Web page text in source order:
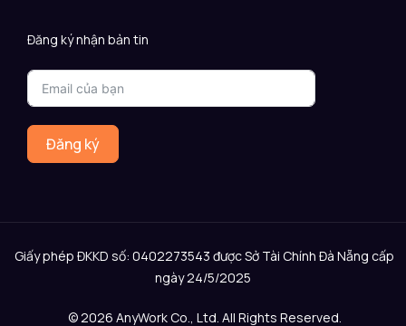
Đăng ký nhận bản tin
Đăng ký
Giấy phép ĐKKD số: 0402273543 được Sở Tài Chính Đà Nẵng cấp
ngày 24/5/2025
© 2026 AnyWork Co., Ltd. All Rights Reserved.